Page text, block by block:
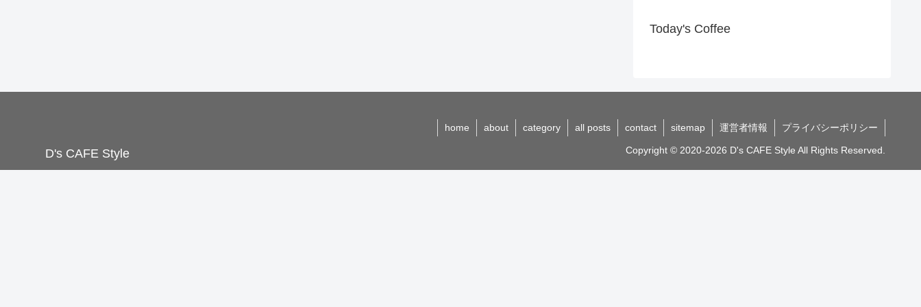
Today's Coffee
D's CAFE Style
home about category all posts contact sitemap 運営者情報 プライバシーポリシー
Copyright © 2020-2026 D's CAFE Style All Rights Reserved.